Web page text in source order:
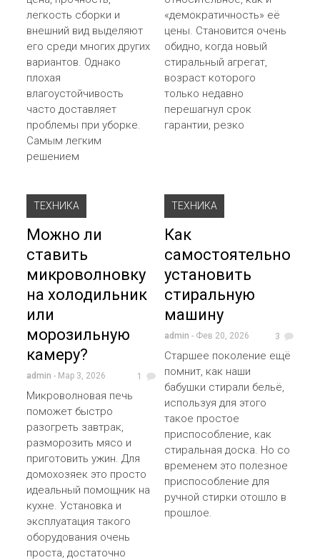
легкость сборки и
внешний вид выделяют
его среди многих других
вариантов. Однако
плохая
влагоустойчивость
часто доставляет
проблемы при уборке.
Самым легким
решением
«демократичность» её
цены. Становится очень
обидно, когда новый
стиральный агрегат,
возраст которого
только недавно
перешагнул срок
гарантии, резко
ТЕХНИКА
Можно ли
ставить
микроволновку
на холодильник
или
морозильную
камеру?
admin - Мар 3, 2026 1
Микроволновая печь
поможет быстро
разогреть завтрак,
разморозить мясо и
приготовить ужин. Для
домохозяек это просто
идеальный помощник на
кухне. Установка и
эксплуатация такого
оборудования очень
проста, достаточно
ТЕХНИКА
Как
самостоятельно
установить
стиральную
машину
admin - Фев 20, 2026 3
Старшее поколение ещё
помнит, как наши
бабушки стирали бельё,
используя для этого
такое простое
приспособление, как
стиральная доска. Но со
временем это полезное
приспособление для
ручной стирки отошло в
прошлое.